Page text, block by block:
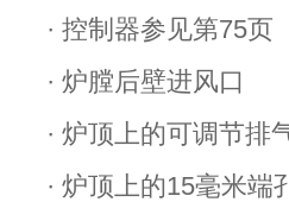
· 控制器参见第75页
· 炉膛后壁进风口
· 炉顶上的可调节排
· 炉顶上的15毫米端